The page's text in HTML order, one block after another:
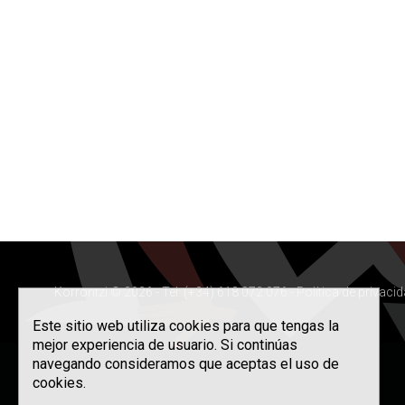
Korrontzi © 2026 - Tel. (+34) 618 072 076 -Política de
Este sitio web utiliza cookies para que tengas la
mejor experiencia de usuario. Si continúas
navegando consideramos que aceptas el uso de
cookies.